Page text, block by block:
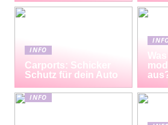
INFO
Carports: Schicker
Schutz für dein Auto
Was
INFO